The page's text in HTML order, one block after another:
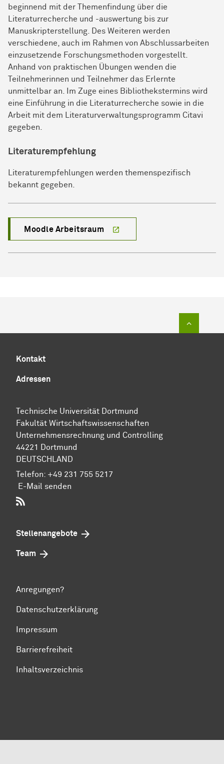
beginnend mit der Themenfindung über die
Literaturrecherche und -auswertung bis zur
Manuskripterstellung. Des Weiteren werden
verschiedene, auch im Rahmen von Abschlussarbeiten
einzusetzende Forschungsmethoden vorgestellt.
Anhand von praktischen Übungen wenden die
Teilnehmerinnen und Teilnehmer das Erlernte
unmittelbar an. Im Zuge eines Bibliothekstermins wird
eine Einführung in die Literaturrecherche sowie in die
Arbeit mit dem Literaturverwaltungsprogramm Citavi
gegeben.
Literaturempfehlung
Literaturempfehlungen werden themenspezifisch
bekannt gegeben.
Moodle Arbeitsraum
Kontakt
Adressen
Technische Universität Dortmund
Fakultät Wirtschaftswissenschaften
Unternehmensrechnung und Controlling
44221 Dortmund
DEUTSCHLAND
Telefon: +49 231 755 5217
E-Mail senden
Stellenangebote
Team
Anregungen?
Datenschutzerklärung
Impressum
Barrierefreiheit
Inhaltsverzeichnis